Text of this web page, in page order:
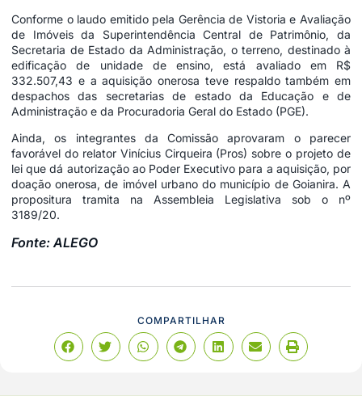
Conforme o laudo emitido pela Gerência de Vistoria e Avaliação
de Imóveis da Superintendência Central de Patrimônio, da
Secretaria de Estado da Administração, o terreno, destinado à
edificação de unidade de ensino, está avaliado em R$
332.507,43 e a aquisição onerosa teve respaldo também em
despachos das secretarias de estado da Educação e de
Administração e da Procuradoria Geral do Estado (PGE).
Ainda, os integrantes da Comissão aprovaram o parecer
favorável do relator Vinícius Cirqueira (Pros) sobre o projeto de
lei que dá autorização ao Poder Executivo para a aquisição, por
doação onerosa, de imóvel urbano do município de Goianira. A
propositura tramita na Assembleia Legislativa sob o nº
3189/20.
Fonte: ALEGO
COMPARTILHAR